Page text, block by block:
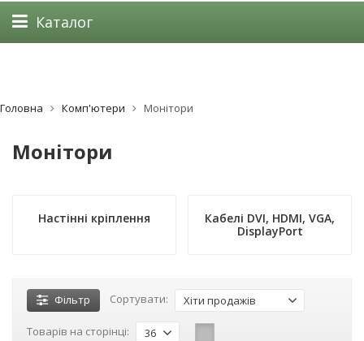
Каталог
Головна Комп'ютери Монітори
Монітори
Настінні кріплення
Кабелі DVI, HDMI, VGA,
DisplayPort
Фільтр Сортувати: Хіти продажів
Товарів на сторінці: 36